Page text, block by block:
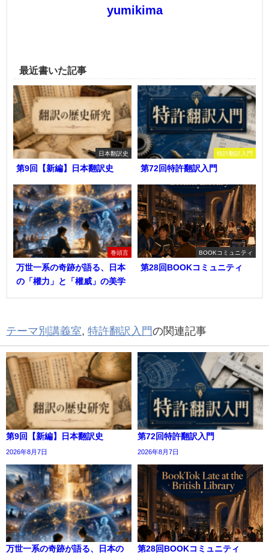
yumikima
最近書いた記事
日本翻訳史
第9回【新編】日本翻訳史
特許翻訳入門
第72回特許翻訳入門
巻頭言
万世一系の奇跡が語る、日本
の「權力」と「權威」の美学
BOOKコミュニティ
第28回BOOKコミュニティ
テーマ別講義室 特許翻訳入門の関連記事
第9回【新編】日本翻訳史
2026年8月7日
第72回特許翻訳入門
2026年8月7日
万世一系の奇跡が語る、日本の
第28回BOOKコミュニティ